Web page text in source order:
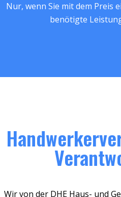
Nur, wenn Sie mit dem Preis
benötigte
Wir von der DHE Haus- und